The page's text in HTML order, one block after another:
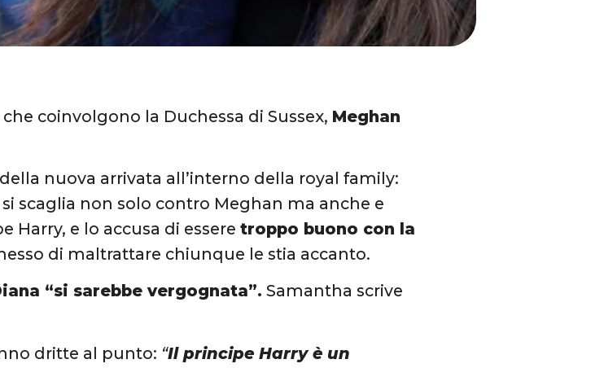
che coinvolgono la Duchessa di Sussex, Meghan
nuova arrivata all’interno della royal family:
scaglia non solo contro Meghan ma anche e
Harry, e lo accusa di esseretroppo buono con la
di maltrattare chiunque le stia accanto.
“si sarebbe vergognata”. Samantha scrive
dritte al punto: “Il principe Harry è un